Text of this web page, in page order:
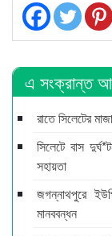
এ সংক্রান্ত
রাতে সিলেটের
সিলেটে বাস
সহায়তা
জগন্নাথপুরে
মানববন্ধন